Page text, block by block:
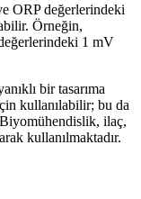
ORP değerlerindeki
Örneğin,
1 mV
bir tasarıma
kullanılabilir; bu da
ilaç,
kullanılmaktadır.